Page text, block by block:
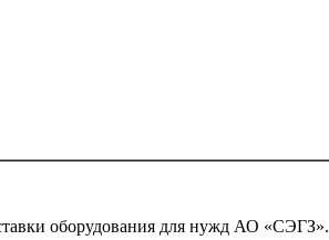
оборудования для нужд АО «СЭГЗ».